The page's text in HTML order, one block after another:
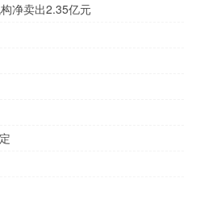
净卖出2.35亿元